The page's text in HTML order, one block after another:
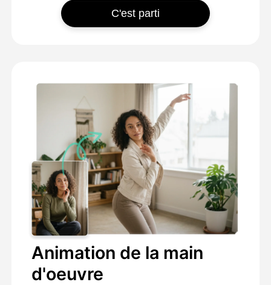
C'est parti
Animation de la main
d'oeuvre